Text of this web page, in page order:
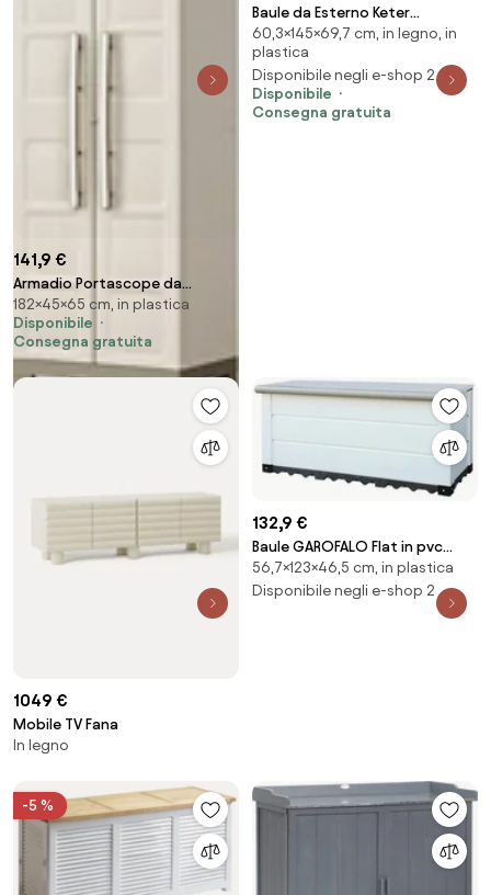
141,9 €
Armadio Portascope da
Esterno 4 Ripiani 65x45x182H
cm in Plastica Keter Excellence
Beige/Tortora...
182×45×65 cm, in plastica
Disponibile
Consegna gratuita
Baule da Esterno Keter
Brightwood 145x69,7x60,3 cm
in Resina Bianco...
60,3×145×69,7 cm, in legno, in
plastica
Disponibile negli e-shop 2
Disponibile
Consegna gratuita
1049 €
Mobile TV Fana
In legno
132,9 €
Baule GAROFALO Flat in pvc
beige L 123 x H 56.7 x P 46.5 cm
56,7×123×46,5 cm, in plastica
Disponibile negli e-shop 2
-5 %